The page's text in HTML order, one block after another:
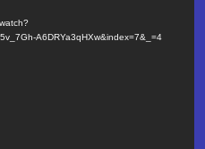
A6DRYa3qHXw&index=7&_=4